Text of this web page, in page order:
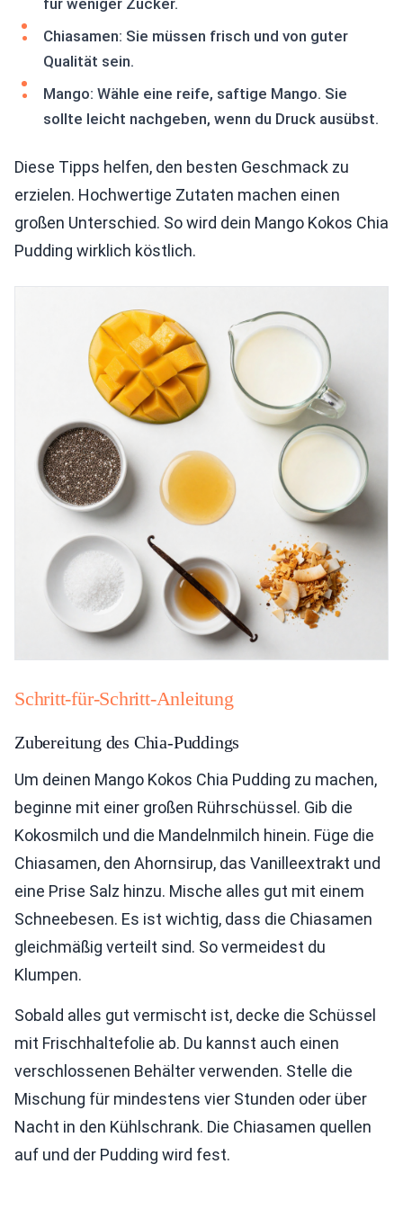
für weniger Zucker.
Chiasamen: Sie müssen frisch und von guter
Qualität sein.
Mango: Wähle eine reife, saftige Mango. Sie
sollte leicht nachgeben, wenn du Druck ausübst.
Diese Tipps helfen, den besten Geschmack zu
erzielen. Hochwertige Zutaten machen einen
großen Unterschied. So wird dein Mango Kokos Chia
Pudding wirklich köstlich.
Schritt-für-Schritt-Anleitung
Zubereitung des Chia-Puddings
Um deinen Mango Kokos Chia Pudding zu machen,
beginne mit einer großen Rührschüssel. Gib die
Kokosmilch und die Mandelnmilch hinein. Füge die
Chiasamen, den Ahornsirup, das Vanilleextrakt und
eine Prise Salz hinzu. Mische alles gut mit einem
Schneebesen. Es ist wichtig, dass die Chiasamen
gleichmäßig verteilt sind. So vermeidest du
Klumpen.
Sobald alles gut vermischt ist, decke die Schüssel
mit Frischhaltefolie ab. Du kannst auch einen
verschlossenen Behälter verwenden. Stelle die
Mischung für mindestens vier Stunden oder über
Nacht in den Kühlschrank. Die Chiasamen quellen
auf und der Pudding wird fest.